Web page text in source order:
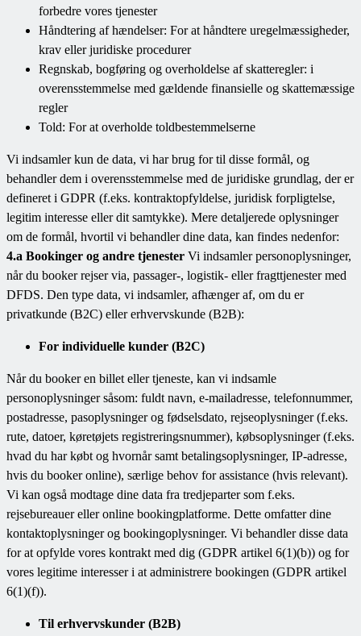
forbedre vores tjenester
Håndtering af hændelser: For at håndtere uregelmæssigheder,
krav eller juridiske procedurer
Regnskab, bogføring og overholdelse af skatteregler: i
overensstemmelse med gældende finansielle og skattemæssige
regler
Told: For at overholde toldbestemmelserne
Vi indsamler kun de data, vi har brug for til disse formål, og
behandler dem i overensstemmelse med de juridiske grundlag, der er
defineret i GDPR (f.eks. kontraktopfyldelse, juridisk forpligtelse,
legitim interesse eller dit samtykke). Mere detaljerede oplysninger
om de formål, hvortil vi behandler dine data, kan findes nedenfor:
4.a Bookinger og andre tjenester Vi indsamler personoplysninger,
når du booker rejser via, passager-, logistik- eller fragttjenester med
DFDS. Den type data, vi indsamler, afhænger af, om du er
privatkunde (B2C) eller erhvervskunde (B2B):
For individuelle kunder (B2C)
Når du booker en billet eller tjeneste, kan vi indsamle
personoplysninger såsom: fuldt navn, e-mailadresse, telefonnummer,
postadresse, pasoplysninger og fødselsdato, rejseoplysninger (f.eks.
rute, datoer, køretøjets registreringsnummer), købsoplysninger (f.eks.
hvad du har købt og hvornår samt betalingsoplysninger, IP-adresse,
hvis du booker online), særlige behov for assistance (hvis relevant).
Vi kan også modtage dine data fra tredjeparter som f.eks.
rejsebureauer eller online bookingplatforme. Dette omfatter dine
kontaktoplysninger og bookingoplysninger. Vi behandler disse data
for at opfylde vores kontrakt med dig (GDPR artikel 6(1)(b)) og for
vores legitime interesser i at administrere bookingen (GDPR artikel
6(1)(f)).
Til erhvervskunder (B2B)